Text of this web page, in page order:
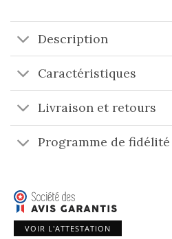
Description
Caractéristiques
Livraison et retours
Programme de fidélité
VOIR L'ATTESTATION